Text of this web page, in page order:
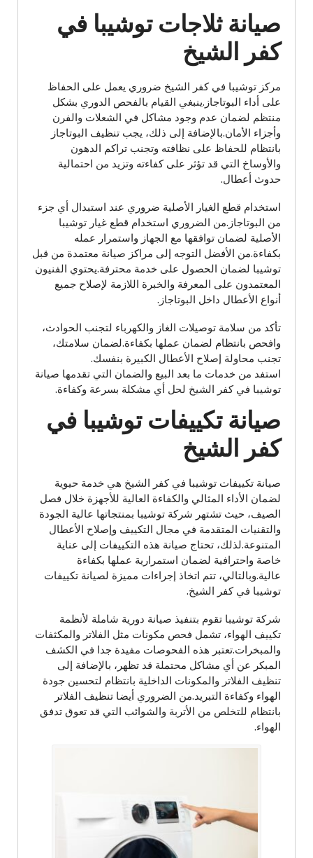
صيانة ثلاجات توشيبا في
كفر الشيخ
مركز توشيبا في كفر الشيخ ضروري يعمل على الحفاظ
على أداء البوتاجاز.ينبغي القيام بالفحص الدوري بشكل
منتظم لضمان عدم وجود مشاكل في الشعلات والفرن
وأجزاء الأمان.بالإضافة إلى ذلك، يجب تنظيف البوتاجاز
بانتظام للحفاظ على نظافته وتجنب تراكم الدهون
والأوساخ التي قد تؤثر على كفاءته وتزيد من احتمالية
حدوث أعطال.
استخدام قطع الغيار الأصلية ضروري عند استبدال أي جزء
من البوتاجاز.من الضروري استخدام قطع غيار توشيبا
الأصلية لضمان توافقها مع الجهاز واستمرار عمله
بكفاءة.من الأفضل التوجه إلى مراكز صيانة معتمدة من قبل
توشيبا لضمان الحصول على خدمة محترفة.يحتوي الفنيون
المعتمدون على المعرفة والخبرة اللازمة لإصلاح جميع
أنواع الأعطال داخل البوتاجاز.
تأكد من سلامة توصيلات الغاز والكهرباء لتجنب الحوادث،
وافحص بانتظام لضمان عملها بكفاءة.لضمان سلامتك،
تجنب محاولة إصلاح الأعطال الكبيرة بنفسك.
استفد من خدمات ما بعد البيع والضمان التي تقدمها صيانة
توشيبا في كفر الشيخ لحل أي مشكلة بسرعة وكفاءة.
صيانة تكييفات توشيبا في
كفر الشيخ
صيانة تكييفات توشيبا في كفر الشيخ هي خدمة حيوية
لضمان الأداء المثالي والكفاءة العالية للأجهزة خلال فصل
الصيف، حيث تشتهر شركة توشيبا بمنتجاتها عالية الجودة
والتقنيات المتقدمة في مجال التكييف وإصلاح الأعطال
المتنوعة.لذلك، تحتاج صيانة هذه التكييفات إلى عناية
خاصة واحترافية لضمان استمرارية عملها بكفاءة
عالية.وبالتالي، تتم اتخاذ إجراءات مميزة لصيانة تكييفات
توشيبا في كفر الشيخ.
شركة توشيبا تقوم بتنفيذ صيانة دورية شاملة لأنظمة
تكييف الهواء، تشمل فحص مكونات مثل الفلاتر والمكثفات
والمبخرات.تعتبر هذه الفحوصات مفيدة جدا في الكشف
المبكر عن أي مشاكل محتملة قد تظهر، بالإضافة إلى
تنظيف الفلاتر والمكونات الداخلية بانتظام لتحسين جودة
الهواء وكفاءة التبريد.من الضروري أيضا تنظيف الفلاتر
بانتظام للتخلص من الأتربة والشوائب التي قد تعوق تدفق
الهواء.